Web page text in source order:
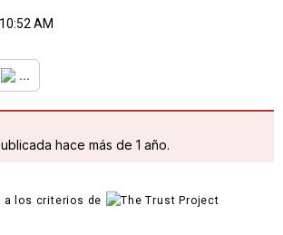
AM
...
hace más de 1 año.
a los criterios de